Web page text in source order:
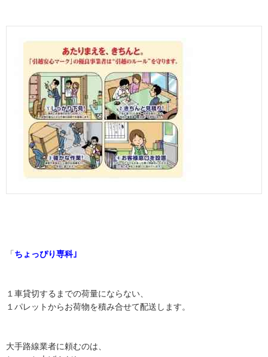
「 ちょっぴり専科｣
１車貸切するまでの荷量にならない、
１パレットからお荷物を積み合せて配送します。
大手路線業者に頼むのは、